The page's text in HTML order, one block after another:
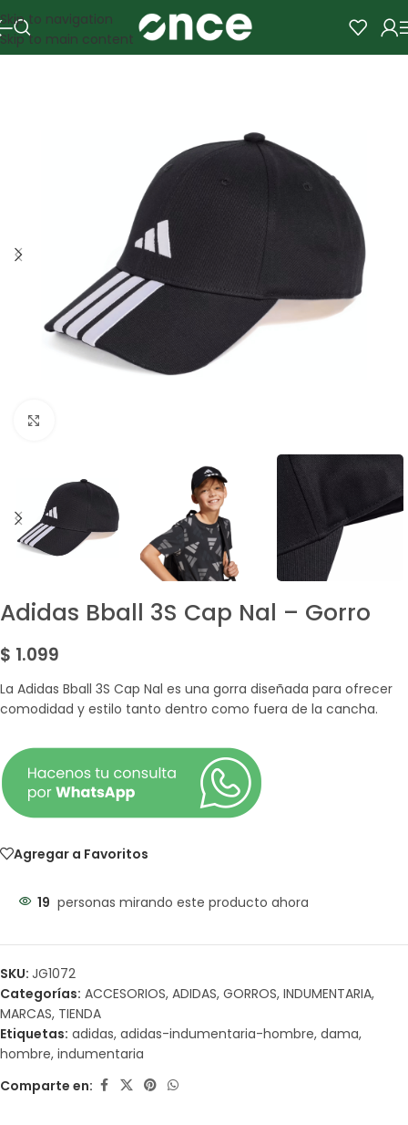
Skip to navigation
Skip to main content
Adidas Bball 3S Cap Nal – Gorro
$ 1.099
La Adidas Bball 3S Cap Nal es una gorra diseñada para ofrecer
comodidad y estilo tanto dentro como fuera de la cancha.
Agregar a Favoritos
19 personas mirando este producto ahora
SKU: JG1072
Categorías: ACCESORIOS, ADIDAS, GORROS, INDUMENTARIA,
MARCAS, TIENDA
Etiquetas: adidas, adidas-indumentaria-hombre, dama,
hombre, indumentaria
Comparte en: